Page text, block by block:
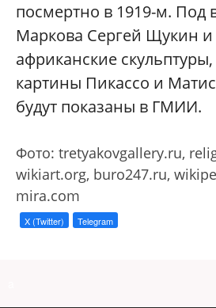
посмертно в 1919-м. Под
Маркова Сергей Щукин и
африканские
картины Пикассо и
будут показаны в ГМИИ.
Фото: tretyakovgallery.ru,
wikiart.org, buro247.ru,
mira.com
X (Twitter) Telegram